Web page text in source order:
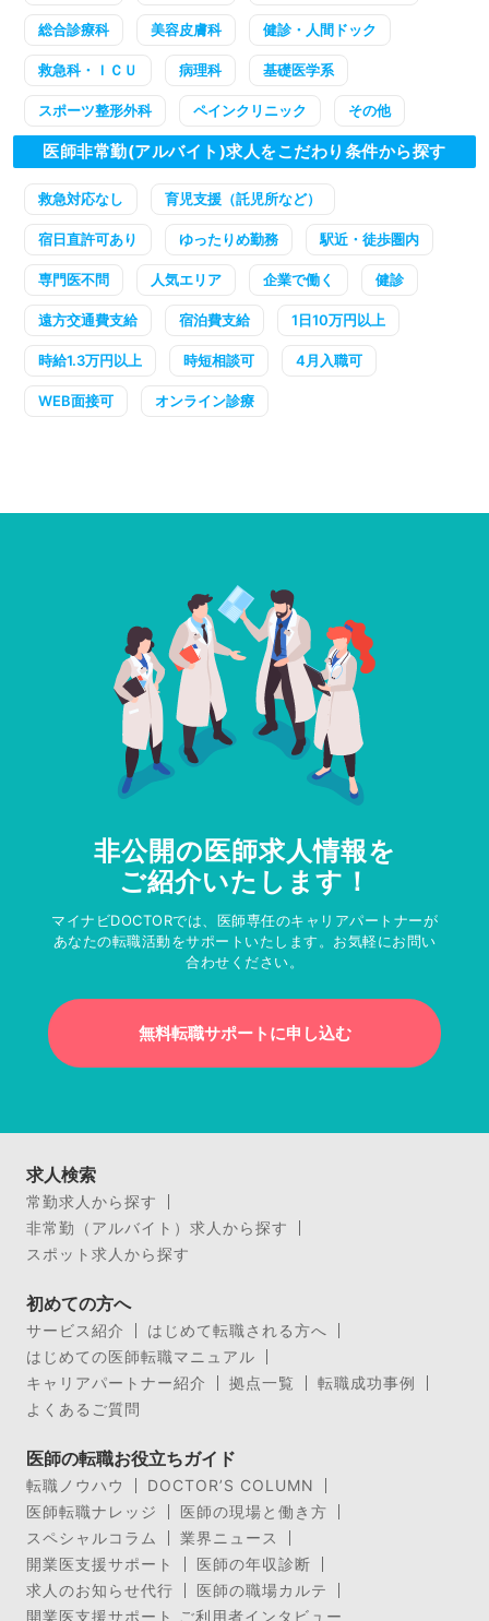
総合診療科 美容皮膚科 健診・人間ドック
救急科・ＩＣＵ 病理科 基礎医学系
スポーツ整形外科 ペインクリニック その他
医師非常勤(アルバイト)求人をこだわり条件から探す
救急対応なし 育児支援（託児所など）
宿日直許可あり ゆったりめ勤務 駅近・徒歩圏内
専門医不問 人気エリア 企業で働く 健診
遠方交通費支給 宿泊費支給 1日10万円以上
時給1.3万円以上 時短相談可 4月入職可
WEB面接可 オンライン診療
非公開の医師求人情報を
ご紹介いたします！
マイナビDOCTORでは、医師専任のキャリアパートナーが
あなたの転職活動をサポートいたします。お気軽にお問い
合わせください。
無料転職サポートに申し込む
求人検索
常勤求人から探す
非常勤（アルバイト）求人から探す
スポット求人から探す
初めての方へ
サービス紹介
はじめて転職される方へ
はじめての医師転職マニュアル
キャリアパートナー紹介
拠点一覧
転職成功事例
よくあるご質問
医師の転職お役立ちガイド
転職ノウハウ
DOCTOR’S COLUMN
医師転職ナレッジ
医師の現場と働き方
スペシャルコラム
業界ニュース
開業医支援サポート
医師の年収診断
求人のお知らせ代行
医師の職場カルテ
開業医支援サポート ご利用者インタビュー